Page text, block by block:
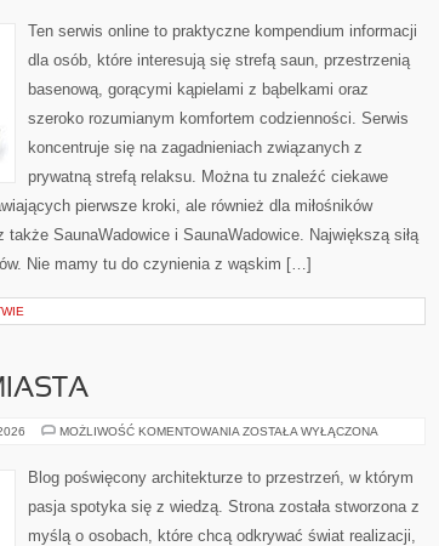
SPA
Ten serwis online to praktyczne kompendium informacji
dla osób, które interesują się strefą saun, przestrzenią
basenową, gorącymi kąpielami z bąbelkami oraz
szeroko rozumianym komfortem codzienności. Serwis
koncentruje się na zagadnieniach związanych z
prywatną strefą relaksu. Można tu znaleźć ciekawe
pierwsze kroki, ale również dla miłośników
SaunaWadowice i SaunaWadowice. Największą siłą
Nie mamy tu do czynienia z wąskim […]
MOŻLIWOŚĆ KOMENTOWANIA URBANISTYKA
ZOSTAŁA WYŁĄCZONA
Blog poświęcony architekturze to przestrzeń, w którym
pasja spotyka się z wiedzą. Strona została stworzona z
myślą o osobach, które chcą odkrywać świat realizacji,